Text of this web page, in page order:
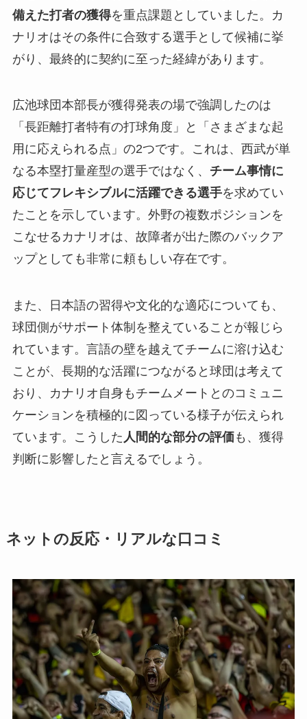
備えた打者の獲得を重点課題としていました。カ
ナリオはその条件に合致する選手として候補に挙
がり、最終的に契約に至った経緯があります。
広池球団本部長が獲得発表の場で強調したのは
「長距離打者特有の打球角度」と「さまざまな起
用に応えられる点」の2つです。これは、西武が単
なる本塁打量産型の選手ではなく、 チーム事情に
応じてフレキシブルに活躍できる選手を求めてい
たことを示しています。外野の複数ポジションを
こなせるカナリオは、故障者が出た際のバックア
ップとしても非常に頼もしい存在です。
また、日本語の習得や文化的な適応についても、
球団側がサポート体制を整えていることが報じら
れています。言語の壁を越えてチームに溶け込む
ことが、長期的な活躍につながると球団は考えて
おり、カナリオ自身もチームメートとのコミュニ
ケーションを積極的に図っている様子が伝えられ
ています。こうした 人間的な部分の評価も、獲得
判断に影響したと言えるでしょう。
ネットの反応・リアルな口コミ